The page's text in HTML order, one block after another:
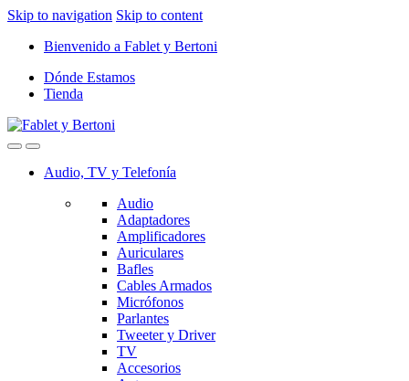
Skip to navigation Skip to content
Bienvenido a Fablet y Bertoni
Dónde Estamos
Tienda
Audio, TV y Telefonía
Audio
Adaptadores
Amplificadores
Auriculares
Bafles
Cables Armados
Micrófonos
Parlantes
Tweeter y Driver
TV
Accesorios